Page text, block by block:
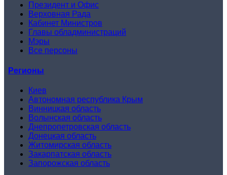
Президент и Офис
Верховная Рада
Кабинет Министров
Главы обладминистраций
Мэры
Все персоны
Регионы
Киев
Автономная республика Крым
Винницкая область
Волынская область
Днепропетровская область
Донецкая область
Житомирская область
Закарпатская область
Запорожская область